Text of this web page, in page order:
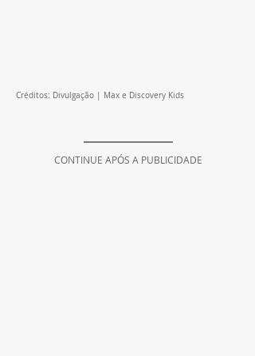
Créditos: Divulgação | Max e Discovery Kids
CONTINUE APÓS A PUBLICIDADE